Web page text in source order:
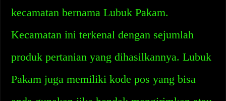
kecamatan bernama Lubuk Pakam.
Kecamatan ini terkenal dengan sejumlah
produk pertanian yang dihasilkannya. Lubuk
Pakam juga memiliki kode pos yang bisa